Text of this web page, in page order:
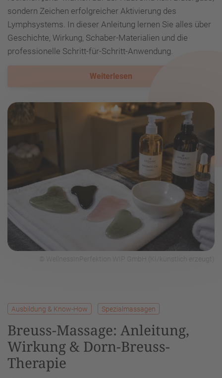
sondern Zeichen erfolgreicher Aktivierung des
Lymphsystems. In dieser Anleitung lernen Sie alles über
Geschichte, Wirkung, Schaber-Materialien und die
professionelle Schritt-für-Schritt-Anwendung.
Weiterlesen
Ausbildung & Know-How Spezialmassagen
Breuss-Massage: Anleitung,
Wirkung & Dorn-Breuss-
Therapie